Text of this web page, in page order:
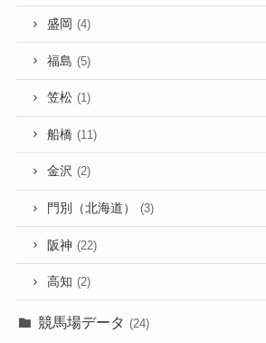
盛岡 (4)
福島 (5)
笠松 (1)
船橋 (11)
金沢 (2)
門別（北海道） (3)
阪神 (22)
高知 (2)
競馬場データ (24)